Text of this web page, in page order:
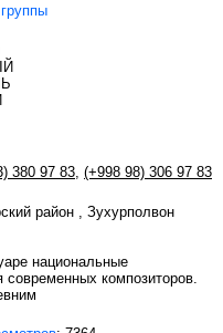
380 97 83 (+998 98) 306 97 83
район , Зухурполвон
национальные
композиторов.